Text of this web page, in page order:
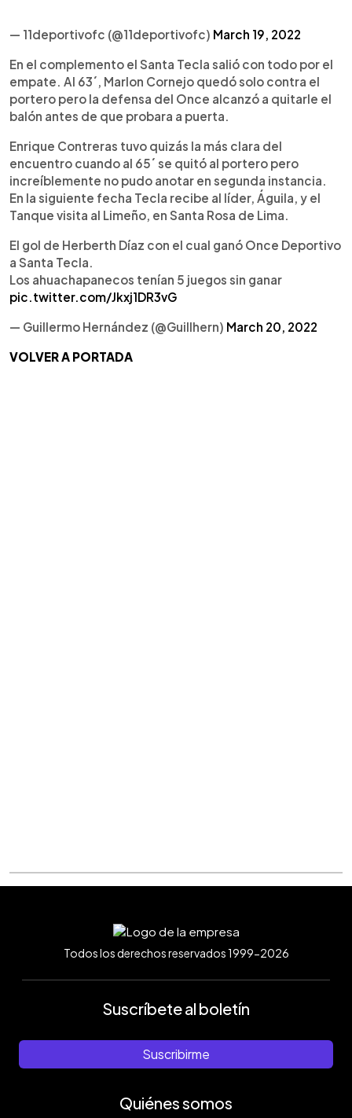
— 11deportivofc (@11deportivofc) March 19, 2022
En el complemento el Santa Tecla salió con todo por el
empate. Al 63´, Marlon Cornejo quedó solo contra el
portero pero la defensa del Once alcanzó a quitarle el
balón antes de que probara a puerta.
Enrique Contreras tuvo quizás la más clara del
encuentro cuando al 65´ se quitó al portero pero
increíblemente no pudo anotar en segunda instancia.
En la siguiente fecha Tecla recibe al líder, Águila, y el
Tanque visita al Limeño, en Santa Rosa de Lima.
El gol de Herberth Díaz con el cual ganó Once Deportivo
a Santa Tecla.
Los ahuachapanecos tenían 5 juegos sin ganar
pic.twitter.com/Jkxj1DR3vG
— Guillermo Hernández (@Guillhern) March 20, 2022
VOLVER A PORTADA
Todos los derechos reservados 1999-2026
Suscríbete al boletín
Suscribirme
Quiénes somos